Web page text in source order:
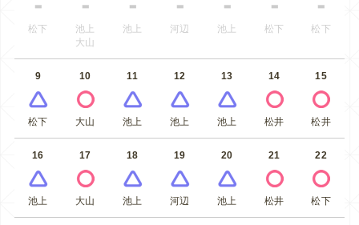
松下
池上
大山
池上 河辺 池上 松下 松下
9
松下
10
大山
11
池上
12
池上
13
池上
14
松井
15
松井
16
池上
17
大山
18
池上
19
河辺
20
池上
21
松井
22
松下